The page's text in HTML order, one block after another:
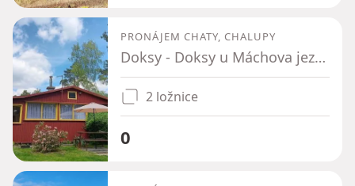
PRONÁJEM CHATY, CHALUPY
Doksy - Doksy u Máchova jezera, Liberecký kraj
2 ložnice
0